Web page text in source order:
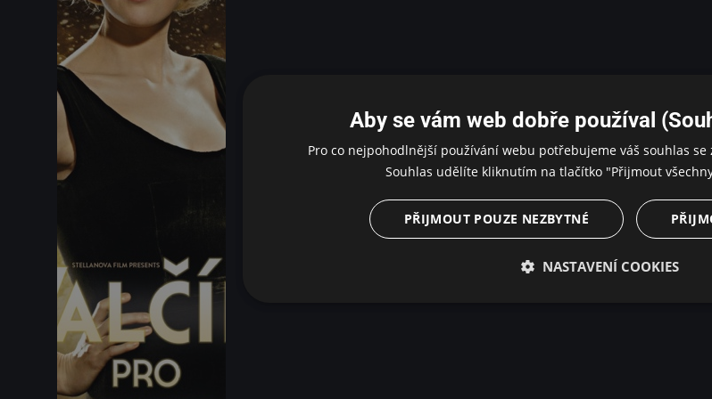
Aby se vám web dobře používal
Pro co nejpohodlnější používání webu potřebujeme váš souhlas
Souhlas udělíte kliknutím na tlačítko "Přijmout
PŘIJMOUT POUZE NEZBYTNÉ
NASTAVENÍ COOKIES